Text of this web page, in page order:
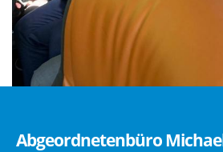
Abgeordnetenbüro